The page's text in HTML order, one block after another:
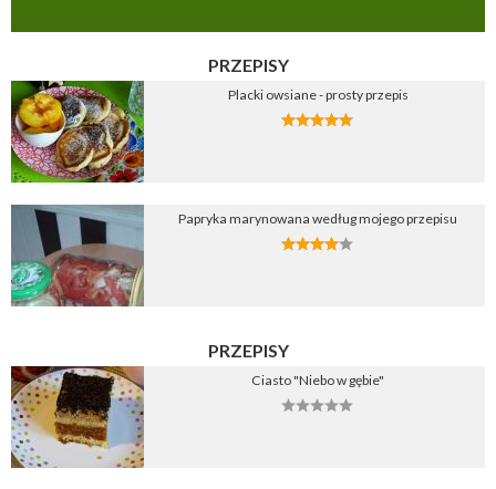
PRZEPISY
Placki owsiane - prosty przepis
Papryka marynowana według mojego przepisu
PRZEPISY
Ciasto "Niebo w gębie"